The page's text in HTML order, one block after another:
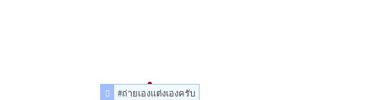
#ถ่ายเองแต่งเองครับ